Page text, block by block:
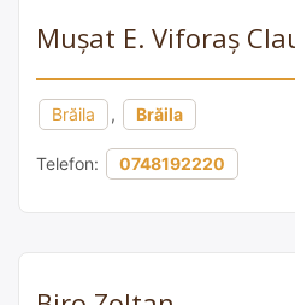
Muşat E. Viforaş
Brăila , Brăila
Telefon: 0748192220